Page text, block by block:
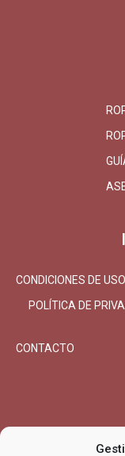
CONDICIONES DE USO
POLÍTICA DE
CONTACTO
MI